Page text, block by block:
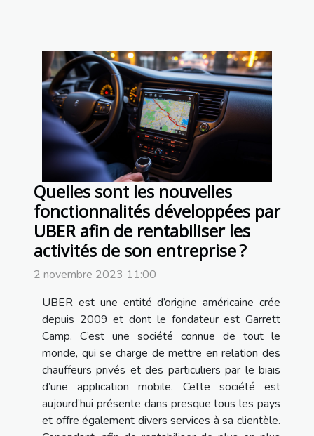
Quelles sont les nouvelles
fonctionnalités développées par
UBER afin de rentabiliser les
activités de son entreprise ?
2 novembre 2023 11:00
UBER est une entité d’origine américaine crée
depuis 2009 et dont le fondateur est Garrett
Camp. C’est une société connue de tout le
monde, qui se charge de mettre en relation des
chauffeurs privés et des particuliers par le biais
d’une application mobile. Cette société est
aujourd’hui présente dans presque tous les pays
et offre également divers services à sa clientèle.